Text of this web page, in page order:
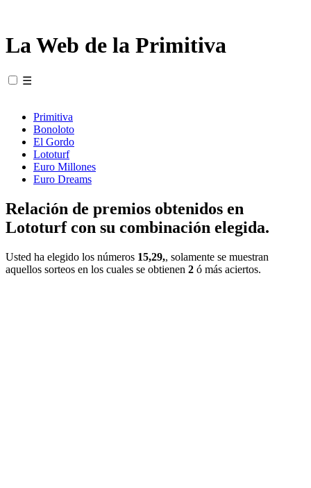
La Web de la Primitiva
☰
Primitiva
Bonoloto
El Gordo
Lototurf
Euro Millones
Euro Dreams
Relación de premios obtenidos en
Lototurf con su combinación elegida.
Usted ha elegido los números 15,29,, solamente se muestran
aquellos sorteos en los cuales se obtienen 2 ó más aciertos.